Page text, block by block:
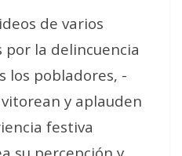
de varios
por la delincuencia
los pobladores, -
y aplauden
festiva